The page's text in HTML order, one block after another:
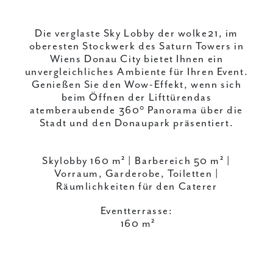
Die verglaste Sky Lobby der wolke21, im
oberesten Stockwerk des Saturn Towers in
Wiens Donau City bietet Ihnen ein
unvergleichliches Ambiente für Ihren Event.
Genießen Sie den Wow-Effekt, wenn sich
beim Öffnen der Lifttürendas
atemberaubende 360° Panorama über die
Stadt und den Donaupark präsentiert.
Skylobby 160 m² | Barbereich 50 m² |
Vorraum, Garderobe, Toiletten |
Räumlichkeiten für den Caterer
Eventterrasse:
160 m²